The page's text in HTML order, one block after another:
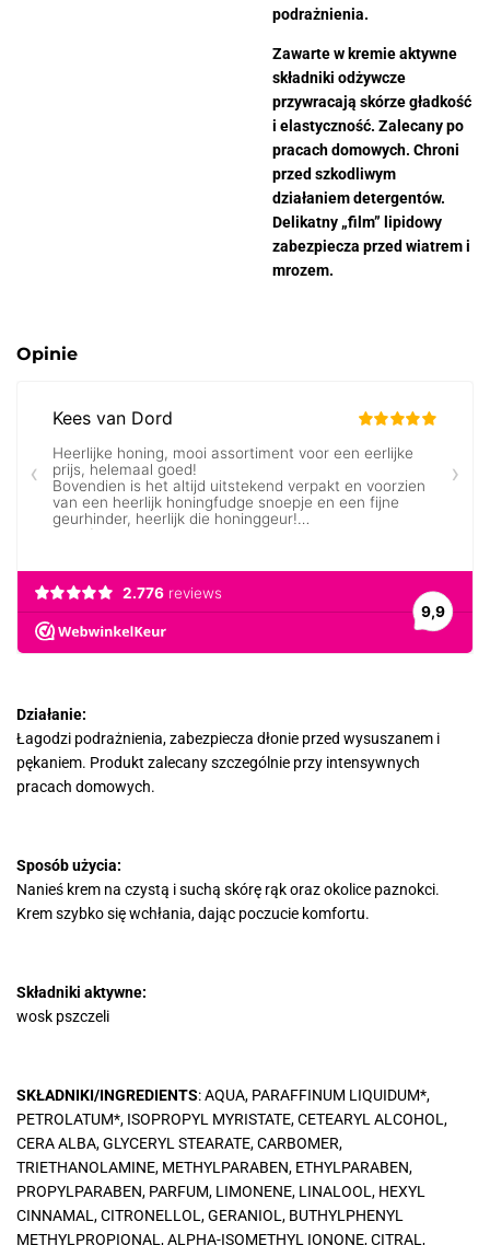
podrażnienia.
Zawarte w kremie aktywne
składniki odżywcze
przywracają skórze gładkość
i elastyczność. Zalecany po
pracach domowych. Chroni
przed szkodliwym
działaniem detergentów.
Delikatny „film” lipidowy
zabezpiecza przed wiatrem i
mrozem.
Opinie
Działanie:
Łagodzi podrażnienia, zabezpiecza dłonie przed wysuszanem i
pękaniem. Produkt zalecany szczególnie przy intensywnych
pracach domowych.
Sposób użycia:
Nanieś krem na czystą i suchą skórę rąk oraz okolice paznokci.
Krem szybko się wchłania, dając poczucie komfortu.
Składniki aktywne:
wosk pszczeli
SKŁADNIKI/INGREDIENTS: AQUA, PARAFFINUM LIQUIDUM*,
PETROLATUM*, ISOPROPYL MYRISTATE, CETEARYL ALCOHOL,
CERA ALBA, GLYCERYL STEARATE, CARBOMER,
TRIETHANOLAMINE, METHYLPARABEN, ETHYLPARABEN,
PROPYLPARABEN, PARFUM, LIMONENE, LINALOOL, HEXYL
CINNAMAL, CITRONELLOL, GERANIOL, BUTHYLPHENYL
METHYLPROPIONAL, ALPHA-ISOMETHYL IONONE, CITRAL,